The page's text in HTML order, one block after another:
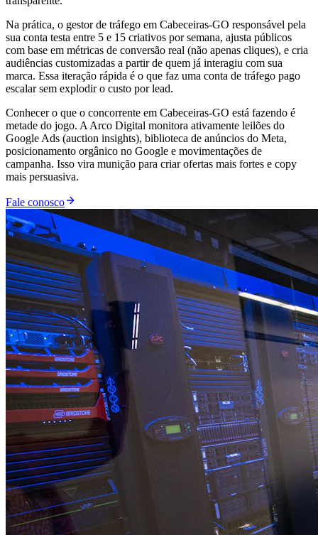
Na prática, o gestor de tráfego em Cabeceiras-GO responsável pela
sua conta testa entre 5 e 15 criativos por semana, ajusta públicos
com base em métricas de conversão real (não apenas cliques), e cria
audiências customizadas a partir de quem já interagiu com sua
marca. Essa iteração rápida é o que faz uma conta de tráfego pago
escalar sem explodir o custo por lead.
Conhecer o que o concorrente em Cabeceiras-GO está fazendo é
metade do jogo. A Arco Digital monitora ativamente leilões do
Google Ads (auction insights), biblioteca de anúncios do Meta,
posicionamento orgânico no Google e movimentações de
campanha. Isso vira munição para criar ofertas mais fortes e copy
mais persuasiva.
Fale conosco